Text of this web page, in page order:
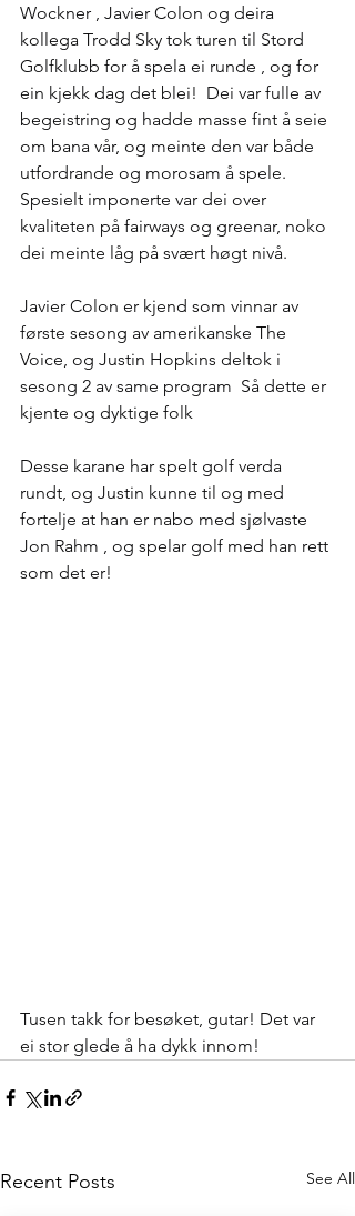
Wockner , Javier Colon og deira
kollega Trodd Sky tok turen til Stord
Golfklubb for å spela ei runde , og for
ein kjekk dag det blei!  Dei var fulle av
begeistring og hadde masse fint å seie
om bana vår, og meinte den var både
utfordrande og morosam å spele.
Spesielt imponerte var dei over
kvaliteten på fairways og greenar, noko
dei meinte låg på svært høgt nivå.
Javier Colon er kjend som vinnar av
første sesong av amerikanske The
Voice, og Justin Hopkins deltok i
sesong 2 av same program  Så dette er
kjente og dyktige folk
Desse karane har spelt golf verda
rundt, og Justin kunne til og med
fortelje at han er nabo med sjølvaste
Jon Rahm , og spelar golf med han rett
som det er!
Tusen takk for besøket, gutar! Det var
ei stor glede å ha dykk innom!
Recent Posts See All